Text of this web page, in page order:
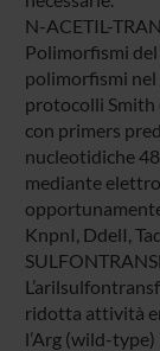
N-ACETIL-
Polimorfismi
polimorfismi nel
protocolli Smith
con primers
nucleotidiche
mediante
KnpnI, DdelI,
ridotta attività
l’Arg (wild-